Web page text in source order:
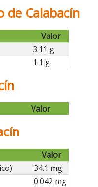
de Calabacín
Valor
3.11 g
1.1 g
Valor
Valor
34.1 mg
0.042 mg